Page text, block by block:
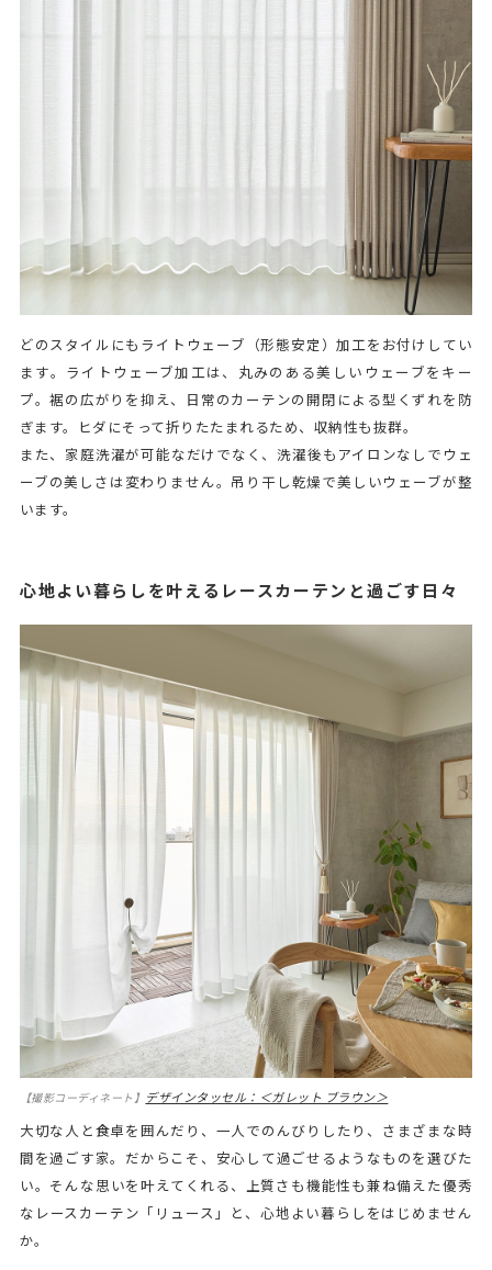
どのスタイルにもライトウェーブ（形態安定）加工をお付けしてい
ます。ライトウェーブ加工は、丸みのある美しいウェーブをキー
プ。裾の広がりを抑え、日常のカーテンの開閉による型くずれを防
ぎます。ヒダにそって折りたたまれるため、収納性も抜群。
また、家庭洗濯が可能なだけでなく、洗濯後もアイロンなしでウェ
ーブの美しさは変わりません。吊り干し乾燥で美しいウェーブが整
います。
心地よい暮らしを叶えるレースカーテンと過ごす日々
【撮影コーディネート】 デザインタッセル：＜ガレット ブラウン＞
大切な人と食卓を囲んだり、一人でのんびりしたり、さまざまな時
間を過ごす家。だからこそ、安心して過ごせるようなものを選びた
い。そんな思いを叶えてくれる、上質さも機能性も兼ね備えた優秀
なレースカーテン「リュース」と、心地よい暮らしをはじめません
か。